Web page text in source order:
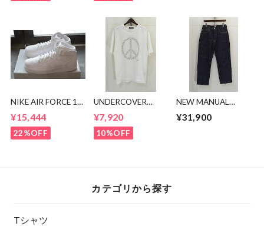
NIKE AIR FORCE 1
¥15,444
22%OFF
UNDERCOVER
¥7,920
10%OFF
NEW MANUAL
JEANS
¥31,900
カテゴリから探す
Tシャツ